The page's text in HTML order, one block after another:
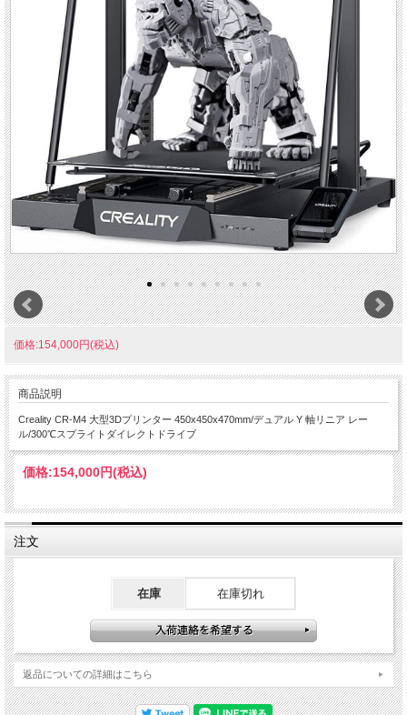
価格:154,000円(税込)
商品説明
Creality CR-M4 大型3Dプリンター 450x450x470mm/デュアル Y 軸リニア レー
ル/300℃スプライトダイレクトドライブ
価格:154,000円(税込)
注文
在庫 在庫切れ
返品についての詳細はこちら